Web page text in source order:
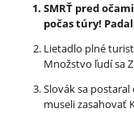
SMRŤ pred
počas túry!
Lietadlo plné
Množstvo ľudí sa
Slovák sa postaral
museli zasahovať